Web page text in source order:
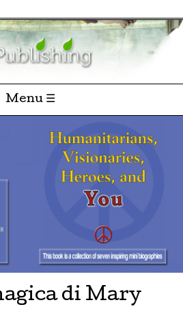
Menu ☰
di Mary